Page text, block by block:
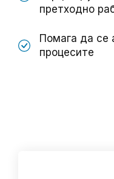
претходно
Помага да се
процесите